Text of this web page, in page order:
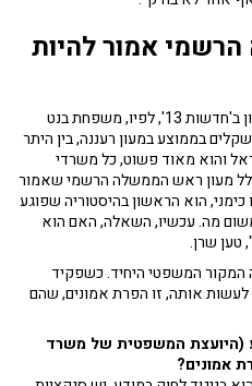
מעדכן אותו, כי הוא קיבל
אף אחד לא בודק".
אמור להיות
שרן גם התייחס לתחקיר של אילה חסון ב'חדשות 13', לפיו, משפחת בנט
חשבון המדינה כ־50 אלף שקלים בממוצע במעון רעננה, בין היתר
והוא מאוד פשוט, כל משרדי
מעון ראש הממשלה הרשמי שאמור
הוא הראשון בהיסטוריה שפוגע
מה. עכשיו, השאלה, האם הוא
טען שרן.
המשפטי היחיד. כשפקיד
אותה, זו הפרת אמונים, שהם